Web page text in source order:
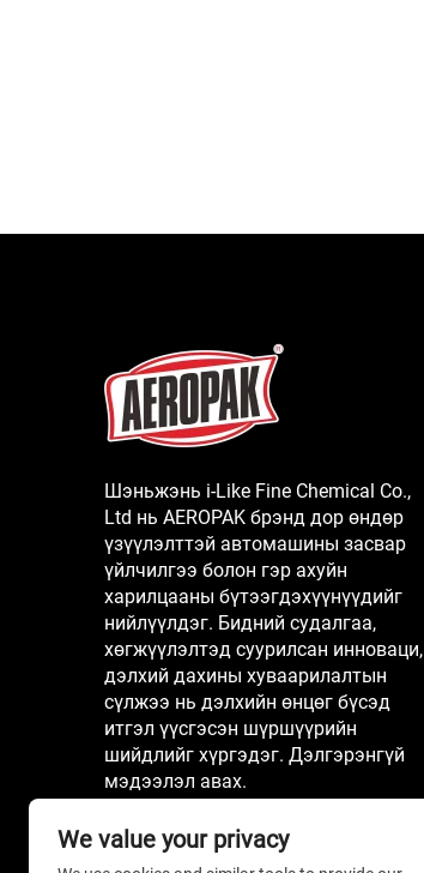
Шэньжэнь i-Like Fine Chemical Co.,
Ltd нь AEROPAK брэнд дор өндөр
үзүүлэлттэй автомашины засвар
үйлчилгээ болон гэр ахуйн
харилцааны бүтээгдэхүүнүүдийг
нийлүүлдэг. Бидний судалгаа,
хөгжүүлэлтэд суурилсан инноваци,
дэлхий дахины хуваарилалтын
сүлжээ нь дэлхийн өнцөг бүсэд
итгэл үүсгэсэн шүршүүрийн
шийдлийг хүргэдэг. Дэлгэрэнгүй
мэдээлэл авах.
We value your privacy